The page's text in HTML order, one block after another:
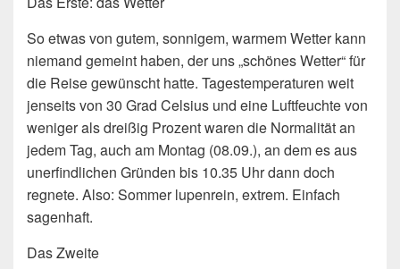
So etwas von gutem, sonnigem, warmem Wetter kann
niemand gemeint haben, der uns „schönes Wetter“ für
die Reise gewünscht hatte. Tagestemperaturen weit
jenseits von 30 Grad Celsius und eine Luftfeuchte von
weniger als dreißig Prozent waren die Normalität an
jedem Tag, auch am Montag (08.09.), an dem es aus
unerfindlichen Gründen bis 10.35 Uhr dann doch
regnete. Also: Sommer lupenrein, extrem. Einfach
sagenhaft.
Das Zweite